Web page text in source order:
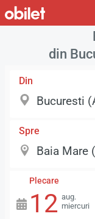
din
Din
Spre
Plecare
12 aug.
miercuri